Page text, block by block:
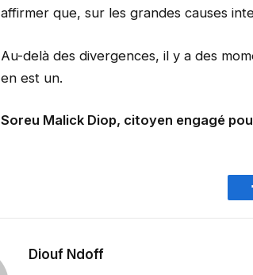
affirmer que, sur les grandes causes
Au-delà des divergences, il y a des
en est un.
Soreu Malick Diop, citoyen engagé
Diouf Ndoff